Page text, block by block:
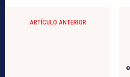
ARTÍCULO ANTERIOR